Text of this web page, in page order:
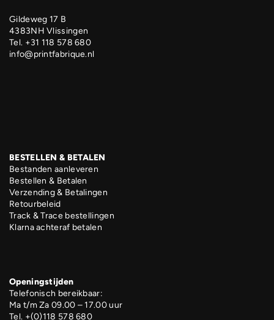
Gildeweg 17 B
4383NH Vlissingen
Tel. +31 118 578 680
info@printfabrique.nl
BESTELLEN & BETALEN
Bestanden aanleveren
Bestellen & Betalen
Verzending & Betalingen
Retourbeleid
Track & Trace bestellingen
Klarna achteraf betalen
Openingstijden
Telefonisch bereikbaar:
Ma t/m Za 09.00 – 17.00 uur
Tel. +(0)118 578 680